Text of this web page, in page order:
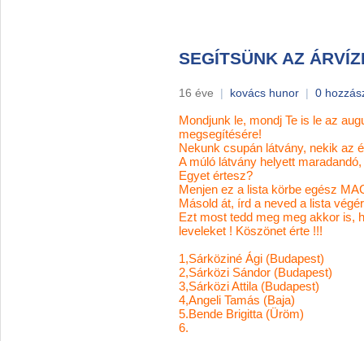
SEGÍTSÜNK AZ
16 éve | kovács hunor | 0
Mondjunk le, mondj Te is le az
megsegítésére!
Nekunk csupán látvány, nekik az
A múló látvány helyett
Egyet értesz?
Menjen ez a lista körbe egész
Másold át, írd a neved a lista
Ezt most tedd meg meg akkor is,
leveleket ! Köszönet érte !!!
1,Sárköziné Ági (Budapest)
2,Sárközi Sándor (Budapest)
3,Sárközi Attila (Budapest)
4,Angeli Tamás (Baja)
5.Bende Brigitta (Üröm)
6.